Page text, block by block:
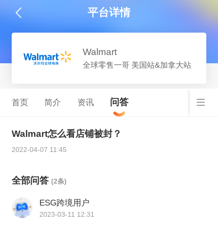
平台详情
Walmart
全球零售一哥 美国站&加拿大站
首页 简介 资讯 问答
Walmart怎么看店铺被封？
2022-04-07 11:45
全部问答 (2条)
ESG跨境用户
2023-03-11 12:31